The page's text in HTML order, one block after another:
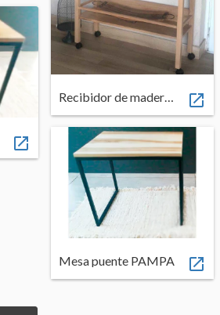


Mesa puente PAMPA 